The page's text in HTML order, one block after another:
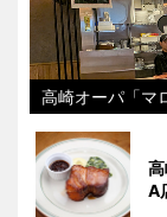
高崎オーパ「マ
A